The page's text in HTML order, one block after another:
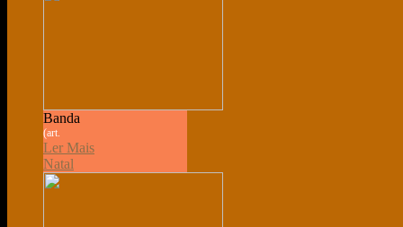
Banda
(art.
Ler Mais
Natal